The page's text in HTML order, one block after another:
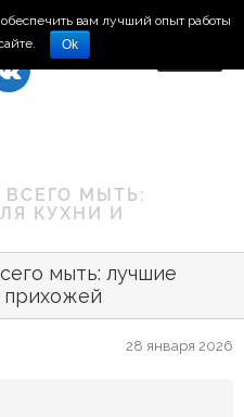
66-77
МЫТЬ:
КУХНИ И
мыть: лучшие
прихожей
28 января 2026
вам лучший опыт работы
Ok